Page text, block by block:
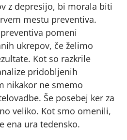
z depresijo, bi morala biti
mestu preventiva.
pomeni
ukrepov, če želimo
Kot so razkrile
pridobljenih
nikakor ne smemo
Še posebej ker za
veliko. Kot smo omenili,
ena ura tedensko.